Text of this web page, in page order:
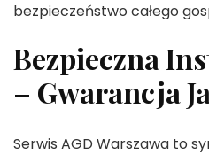
bezpieczeństwo całego
Bezpieczna
– Gwarancja
Serwis AGD Warszawa to